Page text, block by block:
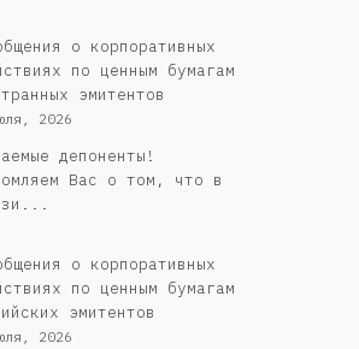
о корпоративных
по ценным бумагам
эмитентов
2026
депоненты!
Вас о том, что в
о корпоративных
по ценным бумагам
эмитентов
2026